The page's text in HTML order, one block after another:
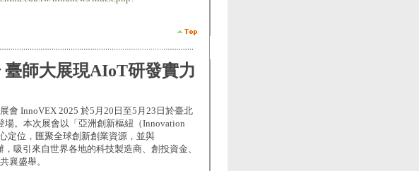
師大展現AIoT研發實力
會 InnoVEX 2025 於5月20日至5月23日於臺北
場。本次展會以「亞洲創新樞紐（Innovation
定位，匯聚全球創新創業資源，並與
，吸引來自世界各地的科技製造商、創投資金、
襄盛舉。